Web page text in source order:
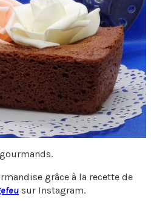
grâce à la recette de
sur Instagram.